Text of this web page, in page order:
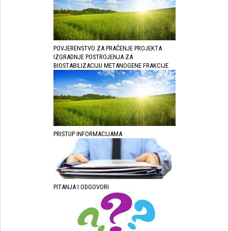
POVJERENSTVO ZA PRAĆENJE PROJEKTA
IZGRADNJE POSTROJENJA ZA
BIOSTABILIZACIJU METANOGENE FRAKCIJE
PRISTUP INFORMACIJAMA
PITANJA I ODGOVORI